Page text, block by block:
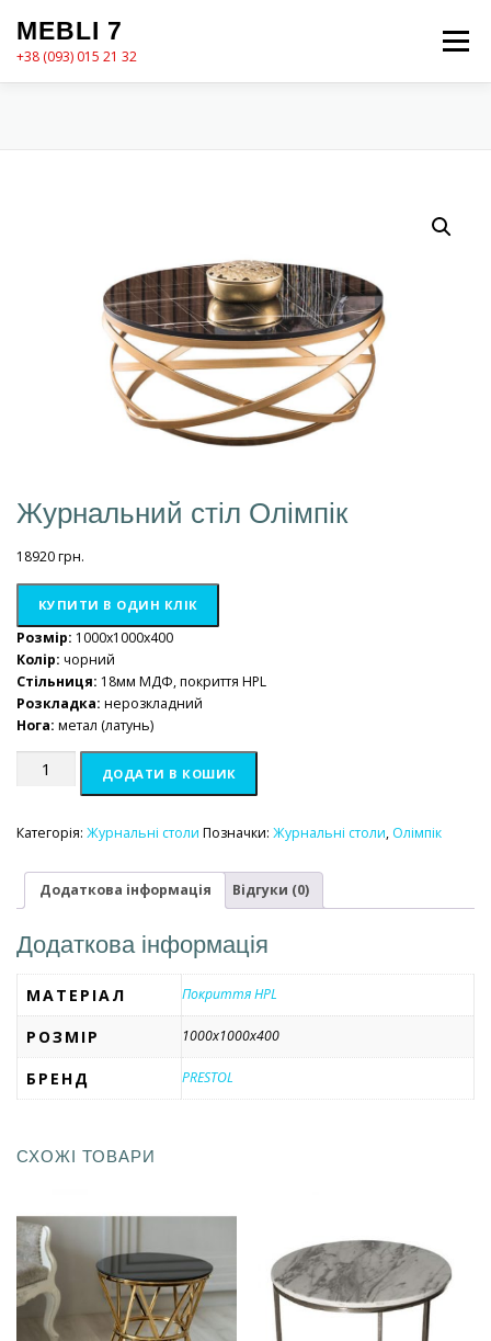
вмісту
MEBLI 7
+38 (093) 015 21 32
Меню
Журнальний стіл Олімпік
18920грн.
КУПИТИ В ОДИН КЛІК
Розмір: 1000x1000x400
Колір: чорний
Стільниця: 18мм МДФ, покриття HPL
Розкладка: нерозкладний
Нога: метал (латунь)
Журнальний
кількість
ДОДАТИ В КОШИК
Категорія: Журнальні столи Позначки: Журнальні столи, Олімпік
Додаткова інформація Відгуки (0)
Додаткова інформація
МАТЕРІАЛ Покриття HPL
РОЗМІР 1000x1000x400
БРЕНД PRESTOL
СХОЖІ ТОВАРИ